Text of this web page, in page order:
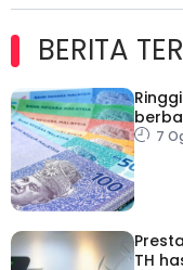
BERITA
mata
7
TH